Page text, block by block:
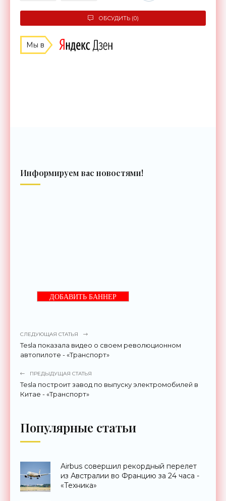
ОБСУДИТЬ (0)
Мы в
Информируем вас новостями!
ДОБАВИТЬ БАННЕР
СЛЕДУЮЩАЯ СТАТЬЯ
Tesla показала видео о своем революционном
автопилоте - «Транспорт»
ПРЕДЫДУЩАЯ СТАТЬЯ
Tesla построит завод по выпуску электромобилей в
Китае - «Транспорт»
Популярные статьи
Airbus совершил рекордный перелет
из Австралии во Францию за 24 часа -
«Техника»